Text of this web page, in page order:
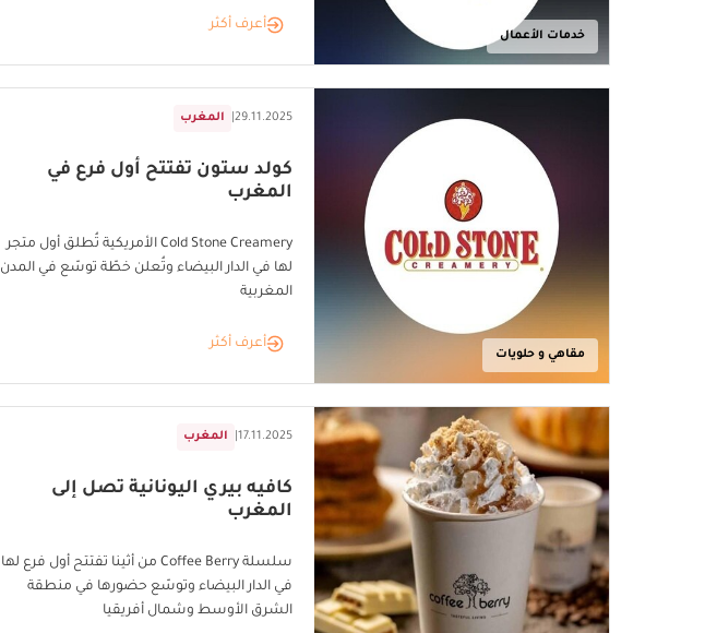
خدمات الأعمال
أعرف أكثر
مقاهي و حلويات
المغرب 29.11.2025
كولد ستون تفتتح أول فرع في
المغرب
Cold Stone Creamery الأمريكية تُطلق أول متجر
لها في الدار البيضاء وتُعلن خطّة توسّع في المدن
المغربية
أعرف أكثر
المغرب 17.11.2025
كافيه بيري اليونانية تصل إلى
المغرب
سلسلة Coffee Berry من أثينا تفتتح أول فرع لها
في الدار البيضاء وتوسّع حضورها في منطقة
الشرق الأوسط وشمال أفريقيا